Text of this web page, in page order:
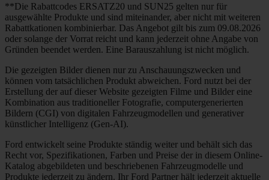
**Die Rabattcodes ERSATZ20 und SUN25 gelten nur für
ausgewählte Produkte und sind miteinander, aber nicht mit weiteren
Rabattkationen kombinierbar. Das Angebot gilt bis zum 09.08.2026
oder solange der Vorrat reicht und kann jederzeit ohne Angabe von
Gründen beendet werden. Eine Barauszahlung ist nicht möglich.
Die gezeigten Bilder dienen nur zu Anschauungszwecken und
können vom tatsächlichen Produkt abweichen. Ford nutzt bei der
Erstellung der auf dieser Website gezeigten Filme und Bilder eine
Kombination aus traditioneller Fotografie, computergenerierten
Bildern (CGI) von digitalen Fahrzeugmodellen und generativer
künstlicher Intelligenz (Gen-AI).
Ford entwickelt seine Produkte ständig weiter und behält sich das
Recht vor, Spezifikationen, Farben und Preise der in diesem Online-
Katalog abgebildeten und beschriebenen Fahrzeugmodelle und
Produkte jederzeit zu ändern. Ihr Ford Partner hält jederzeit aktuelle